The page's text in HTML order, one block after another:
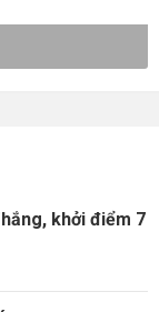
khởi điểm 7